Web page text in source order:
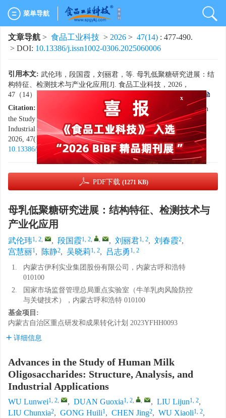
菜单导航
文章导航 > 食品工业科技 > 2026 > 47(14) : 477-490.
> DOI: 10.13386/j.issn1002-0306.2025060006
引用本文: 武伦玮，段国霞，刘丽君，等. 母乳低聚糖研究进展：结
构特征、检测技术与产业化应用[J]. 食品工业科技，2026，
47（14）：477−490. doi:
Citation:
WU Lunwei, DUAN Guoxia, LIU Lijun, et al. Advances in
the Study of Human Milk Oligosaccharides: Structure, Analysis, and
Industrial Applications[J]. Science and Technology of Food Industry,
2026, 47(14): 477−490. (in Chinese with English abstract). doi:
10.13386/j.issn1002-0306.2025060006.
PDF下载 (1271 KB)
母乳低聚糖研究进展：结构特征、检测技术与
产业化应用
武伦玮1, 2, , 段国霞1, 2, , , 刘丽君1, 2, 刘春霞2,
宫慧丽1, 陈静2, 吴晓莉1, 2, 吕志勇 1, 2
1.
内蒙古伊利实业集团股份有限公司，内蒙古呼和浩特
010100
2.
国家市场监督管理总局重点实验室（牛羊乳肉风险防控
与关键技术），内蒙古呼和浩特 010100
基金项目:
内蒙古自治区重点研发和成果转化计划 2023YFHH0093
详细信息
Advances in the Study of Human Milk
Oligosaccharides: Structure, Analysis, and
Industrial Applications
WU Lunwei1, 2, , DUAN Guoxia1, 2, , , LIU Lijun1, 2,
LIU Chunxia2, GONG Huili1, CHEN Jing2, WU Xiaoli1, 2,
x